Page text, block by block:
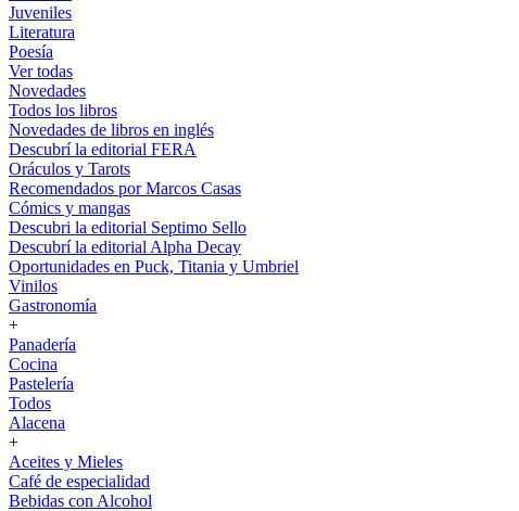
Juveniles
Literatura
Poesía
Ver todas
Novedades
Todos los libros
Novedades de libros en inglés
Descubrí la editorial FERA
Oráculos y Tarots
Recomendados por Marcos Casas
Cómics y mangas
Descubri la editorial Septimo Sello
Descubrí la editorial Alpha Decay
Oportunidades en Puck, Titania y Umbriel
Vinilos
Gastronomía
+
Panadería
Cocina
Pastelería
Todos
Alacena
+
Aceites y Mieles
Café de especialidad
Bebidas con Alcohol